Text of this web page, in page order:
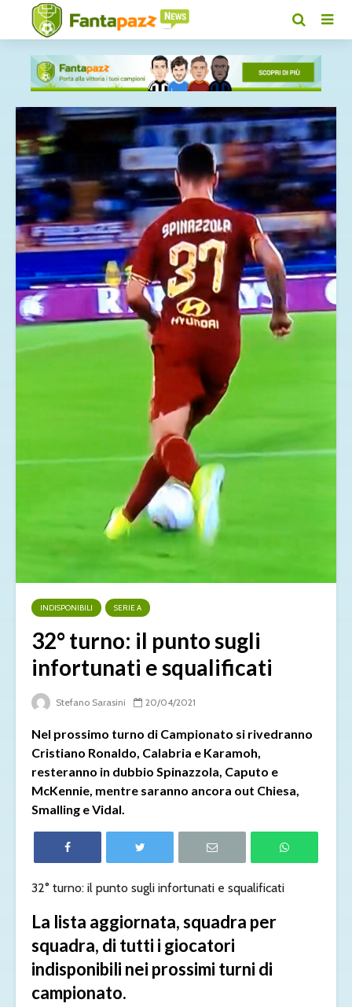
INDISPONIBILI SERIE A
32° turno: il punto sugli
infortunati e squalificati
Stefano Sarasini 20/04/2021
Nel prossimo turno di Campionato si rivedranno
Cristiano Ronaldo, Calabria e Karamoh,
resteranno in dubbio Spinazzola, Caputo e
McKennie, mentre saranno ancora out Chiesa,
Smalling e Vidal.
32° turno: il punto sugli infortunati e squalificati
La lista aggiornata, squadra per
squadra, di tutti i giocatori
indisponibili nei prossimi turni di
campionato.